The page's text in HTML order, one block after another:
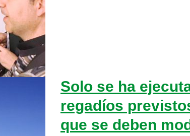
Solo se ha
regadíos
que se deben